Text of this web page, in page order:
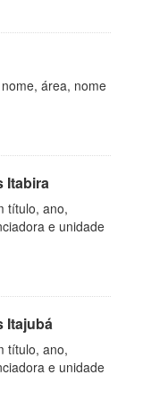
área, nome
Itabira
título, ano,
e unidade
Itajubá
título, ano,
e unidade